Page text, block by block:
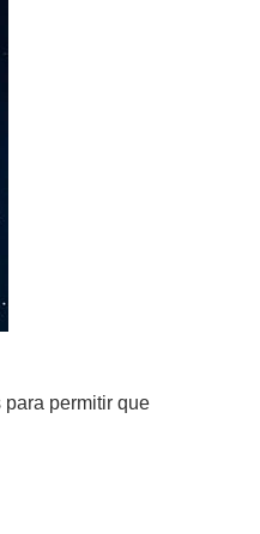
permitir que